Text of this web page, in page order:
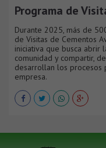
Programa de
Durante 2025, más de
de Visitas de Cementos
iniciativa que busca abrir
comunidad y compartir,
desarrollan los procesos
empresa.